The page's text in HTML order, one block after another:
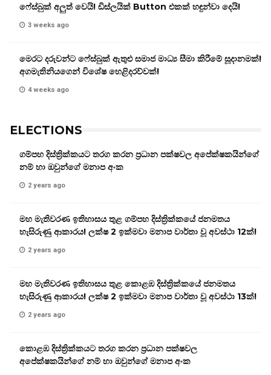
ෆේස්බුක් අලුත් වෙයි! ඩිස්ලයික් Button එකක් හඳුන්වා දෙයි!
3 weeks ago
මෙරට දරුවන්ට ෆේස්බුක් ඇතුළු සමාජ මාධ්‍ය සීමා කිරීමේ සූදානමක්!
අගමැතිනියගෙන් විශේෂ හෙළිදරව්වක්!
4 weeks ago
ELECTIONS
ගම්පහ දිස්ත්‍රික්කයට තරග කරන ප්‍රධාන පක්ෂවල අපේක්ෂකයින්ගේ
නම් හා ඔවුන්ගේ මනාප අංක
2 years ago
මහ මැතිවරණ ඉතිහාසය තුළ ගම්පහ දිස්ත්‍රික්කයේ ජනමතය
හැසිරුණු ආකාරය! ලක්ෂ 2 ඉක්මවා මනාප වාර්තා වූ අවස්ථා 12ක්!
2 years ago
මහ මැතිවරණ ඉතිහාසය තුළ කොළඹ දිස්ත්‍රික්කයේ ජනමතය
හැසිරුණු ආකාරය! ලක්ෂ 2 ඉක්මවා මනාප වාර්තා වූ අවස්ථා 13ක්!
2 years ago
කොළඹ දිස්ත්‍රික්කයට තරග කරන ප්‍රධාන පක්ෂවල
අපේක්ෂකයින්ගේ නම් හා ඔවුන්ගේ මනාප අංක